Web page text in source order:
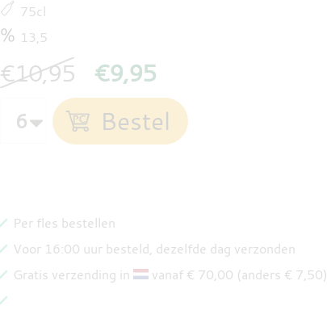
75cl
13,5
€10,95 €9,95
Per fles bestellen
Voor 16:00 uur besteld, dezelfde dag verzonden
Gratis verzending in
vanaf € 70,00 (anders € 7,50)